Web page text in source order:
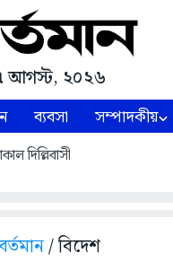
আগস্ট, ২০২৬
ব্যবসা সম্পাদকীয়
দিল্লিবাসী
/ বিদেশ